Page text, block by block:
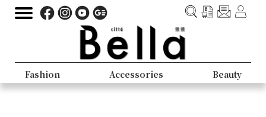
Fashion Accessories Beauty